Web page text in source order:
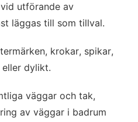
utförande av
läggas till som tillval.
krokar, spikar,
dylikt.
väggar och tak,
av väggar i badrum